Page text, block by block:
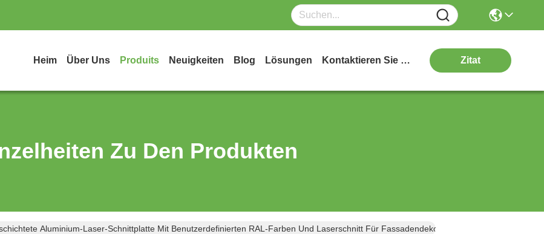
Heim Über Uns Produits Neuigkeiten Blog Lösungen Kontaktieren Sie Uns Zitat
Zu Den Produkten
Aluminium-Laser-Schnittplatte Mit Benutzerdefinierten RAL-Farben Und Laserschnitt Für Fassadendekoration